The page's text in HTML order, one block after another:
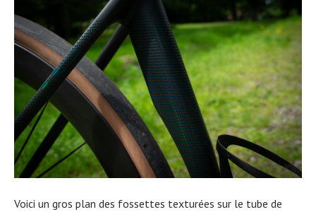
Voici un gros plan des fossettes texturées sur le tube de